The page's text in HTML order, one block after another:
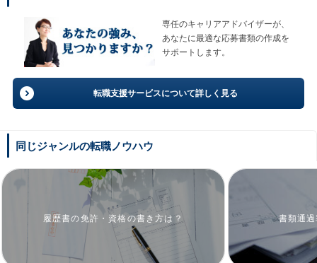
専任のキャリアアドバイザーが、
あなたに最適な応募書類の作成を
サポートします。
転職支援サービスについて詳しく見る
同じジャンルの転職ノウハウ
履歴書の免許・資格の書き方は？ 書類通